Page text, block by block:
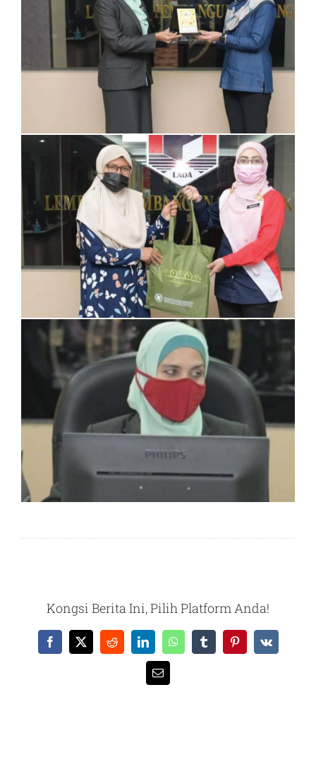
Kongsi Berita Ini, Pilih Platform Anda!
Facebook
X RedditLinkedInWhatsAppTumblrPinterest
Vk
Email